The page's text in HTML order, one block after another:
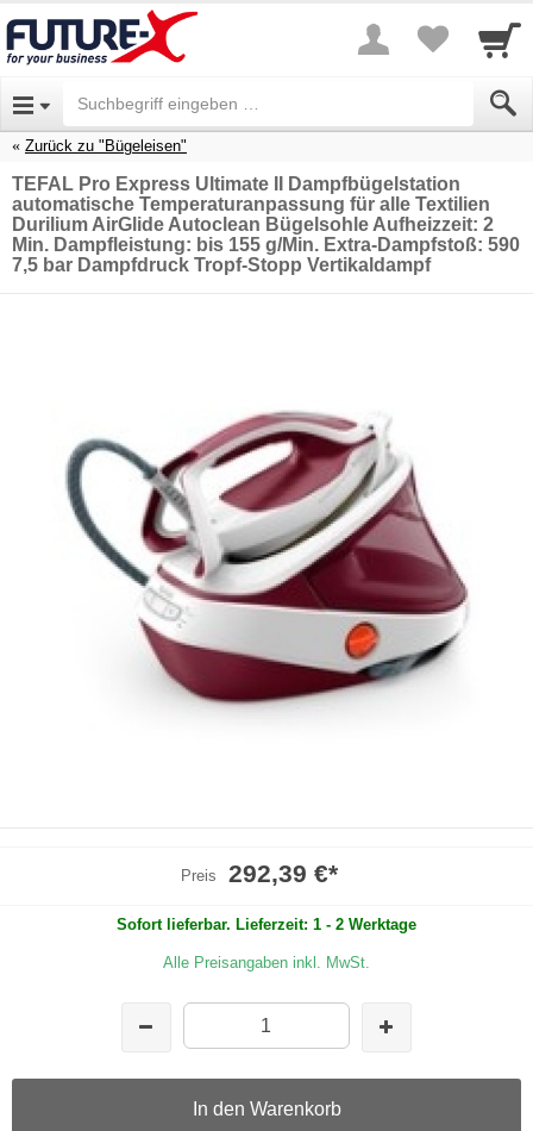
Zurück zu "Bügeleisen"
TEFAL Pro Express Ultimate II Dampfbügelstation
automatische Temperaturanpassung für alle Textilien
Durilium AirGlide Autoclean Bügelsohle Aufheizzeit: 2
Min. Dampfleistung: bis 155 g/Min. Extra-Dampfstoß: 590
7,5 bar Dampfdruck Tropf-Stopp Vertikaldampf
Preis 292,39 €*
Sofort lieferbar. Lieferzeit: 1 - 2 Werktage
Alle Preisangaben inkl. MwSt.
In den Warenkorb